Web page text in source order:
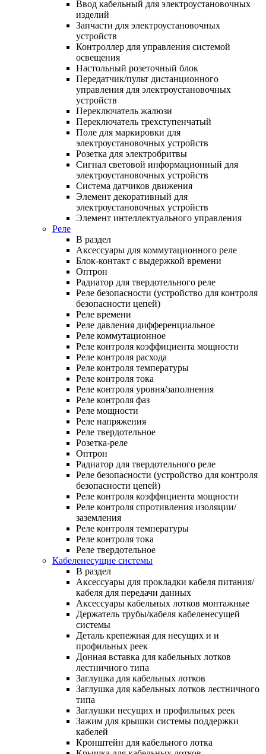
Ввод кабельный для электроустановочных
изделий
Запчасти для электроустановочных
устройств
Контроллер для управления системой
освещения
Настольный розеточный блок
Передатчик/пульт дистанционного
управления для электроустановочных
устройств
Переключатель жалюзи
Переключатель трехступенчатый
Поле для маркировки для
электроустановочных устройств
Розетка для электробритвы
Сигнал световой информационный для
электроустановочных устройств
Система датчиков движения
Элемент декоративный для
электроустановочных устройств
Элемент интеллектуального управления
Реле
В раздел
Аксессуары для коммутационного реле
Блок-контакт с выдержкой времени
Оптрон
Радиатор для твердотельного реле
Реле безопасности (устройство для контроля
безопасности цепей)
Реле времени
Реле давления дифференциальное
Реле коммутационное
Реле контроля коэффициента мощности
Реле контроля расхода
Реле контроля температуры
Реле контроля тока
Реле контроля уровня/заполнения
Реле контроля фаз
Реле мощности
Реле напряжения
Реле твердотельное
Розетка-реле
Оптрон
Радиатор для твердотельного реле
Реле безопасности (устройство для контроля
безопасности цепей)
Реле контроля коэффициента мощности
Реле контроля спротивления изоляции/
заземления
Реле контроля температуры
Реле контроля тока
Реле твердотельное
Кабеленесущие системы
В раздел
Аксессуары для прокладки кабеля питания/
кабеля для передачи данных
Аксессуары кабельных лотков монтажные
Держатель трубы/кабеля кабеленесущей
системы
Деталь крепежная для несущих и и
профильных реек
Донная вставка для кабельных лотков
лестничного типа
Заглушка для кабельных лотков
Заглушка для кабельных лотков лестничного
типа
Заглушки несущих и профильных реек
Зажим для крышки системы поддержки
кабелей
Кронштейн для кабельного лотка